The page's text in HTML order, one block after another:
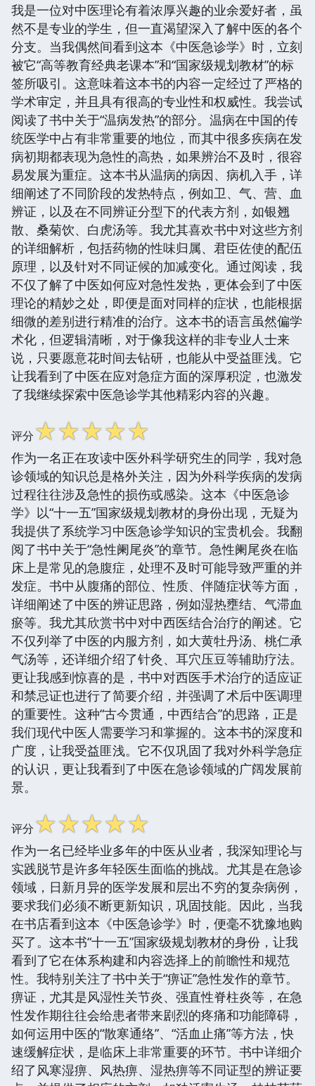
我是一位对中医理论有着浓厚兴趣的业余爱好者，虽
然不是专业的学生，但一直渴望深入了解中医的各个
分支。当我偶然间看到这本《中医急诊学》时，立刻
被它“高等教育经典老课本”和“国家级规划教材”的标
签所吸引。这意味着这本书的内容一定经过了严格的
学术审定，并且具有很高的专业性和权威性。我尝试
阅读了书中关于“温病发热”的部分。温病在中国的传
统医学中占有非常重要的地位，而其中很多疾病在发
病初期都表现为急性的高热，如果辨治不及时，很容
易发展为重症。这本书从温病的病因、病机入手，详
细阐述了不同阶段的发热特点，例如卫、气、营、血
辨证，以及在不同辨证分型下的代表方剂，如银翘
散、桑菊饮、白虎汤等。我尤其喜欢书中对这些方剂
的详细解析，包括药物的性味归属、君臣佐使的配伍
原理，以及针对不同证候的加减变化。通过阅读，我
不仅了解了中医如何应对急性发热，更体会到了中医
理论的精妙之处，即便是面对同样的症状，也能根据
细微的差别进行精准的治疗。这本书的语言虽然偏学
术化，但逻辑清晰，对于像我这样的非专业人士来
说，只要愿意花时间去钻研，也能从中受益匪浅。它
让我看到了中医在应对急症方面的深厚积淀，也激发
了我继续探索中医急诊学其他精彩内容的兴趣。
评分☆☆☆☆☆
作为一名正在攻读中医外科学研究生的同学，我对急
诊领域的知识总是格外关注，因为外科学疾病的发病
过程往往涉及急性的损伤或感染。这本《中医急诊
学》以“十一五”国家级规划教材的身份出现，无疑为
我提供了系统学习中医急诊学知识的宝贵机会。我翻
阅了书中关于“急性阑尾炎”的章节。急性阑尾炎在临
床上是常见的急腹症，处理不及时可能导致严重的并
发症。书中从腹痛的部位、性质、伴随症状等方面，
详细阐述了中医的辨证思路，例如湿热壅结、气滞血
瘀等。我尤其欣赏书中对中西医结合治疗的阐述。它
不仅列举了中医的内服方剂，如大黄牡丹汤、桃仁承
气汤等，还详细介绍了针灸、耳穴压豆等辅助疗法。
更让我感到惊喜的是，书中对西医手术治疗的适应证
和禁忌证也进行了简要介绍，并强调了术后中医调理
的重要性。这种“古今贯通，中西结合”的思路，正是
我们现代中医人需要学习和掌握的。这本书的深度和
广度，让我受益匪浅。它不仅巩固了我对外科学急症
的认识，更让我看到了中医在急诊领域的广阔发展前
景。
评分☆☆☆☆☆
作为一名已经毕业多年的中医从业者，我深知理论与
实践脱节是许多年轻医生面临的挑战。尤其是在急诊
领域，日新月异的医学发展和层出不穷的复杂病例，
要求我们必须不断更新知识，巩固技能。因此，当我
在书店看到这本《中医急诊学》时，便毫不犹豫地购
买了。这本书“十一五”国家级规划教材的身份，让我
看到了它在体系构建和内容选择上的前瞻性和规范
性。我特别关注了书中关于“痹证”急性发作的章节。
痹证，尤其是风湿性关节炎、强直性脊柱炎等，在急
性发作期往往会给患者带来剧烈的疼痛和功能障碍，
如何运用中医的“散寒通络”、“活血止痛”等方法，快
速缓解症状，是临床上非常重要的环节。书中详细介
绍了风寒湿痹、风热痹、湿热痹等不同证型的辨证要